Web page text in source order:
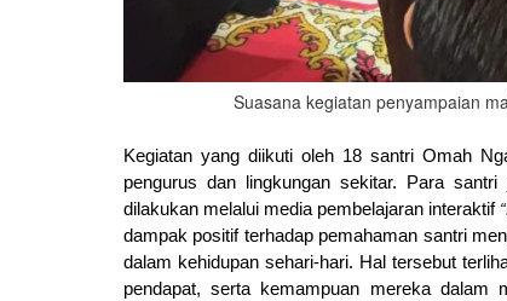
Suasana kegiatan penyampaian
Kegiatan yang diikuti oleh 18 santri Omah
pengurus dan lingkungan sekitar. Para
dilakukan melalui media pembelajaran interaktif
dampak positif terhadap pemahaman santri
dalam kehidupan sehari-hari. Hal tersebut
pendapat, serta kemampuan mereka dalam